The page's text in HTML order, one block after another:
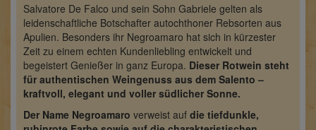
Salvatore De Falco und sein Sohn Gabriele gelten als
leidenschaftliche Botschafter autochthoner Rebsorten aus
Apulien. Besonders ihr Negroamaro hat sich in kürzester
Zeit zu einem echten Kundenliebling entwickelt und
begeistert Genießer in ganz Europa. Dieser Rotwein steht
für authentischen Weingenuss aus dem Salento –
kraftvoll, elegant und voller südlicher Sonne.
Der Name Negroamaro verweist auf die tiefdunkle,